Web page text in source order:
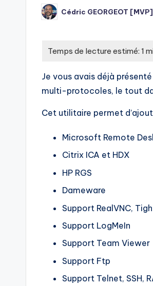
Posted
by
Cédric GEORGEOT [MVP]
Je vous avais déjà présenté
multi-protocoles, le tout
Cet utilitaire permet
Microsoft Remote
Citrix ICA et HDX
HP RGS
Dameware
Support RealVNC,
Support LogMeIn
Support Team Viewer
Support Ftp
Support Telnet, SSH,